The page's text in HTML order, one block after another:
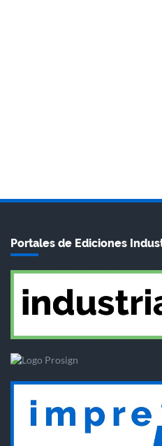
Portales de Ediciones